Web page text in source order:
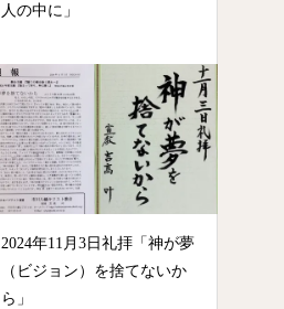
人の中に」
2024年11月3日礼拝「神が夢
（ビジョン）を捨てないか
ら」